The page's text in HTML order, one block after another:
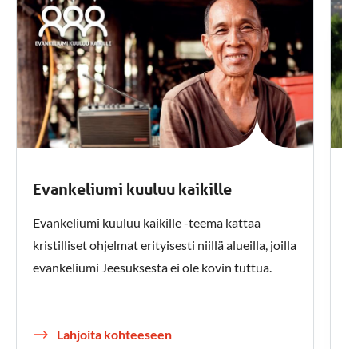
Evankeliumi kuuluu kaikille
Evankeliumi kuuluu kaikille -teema kattaa
kristilliset ohjelmat erityisesti niillä alueilla, joilla
evankeliumi Jeesuksesta ei ole kovin tuttua.
Lahjoita kohteeseen